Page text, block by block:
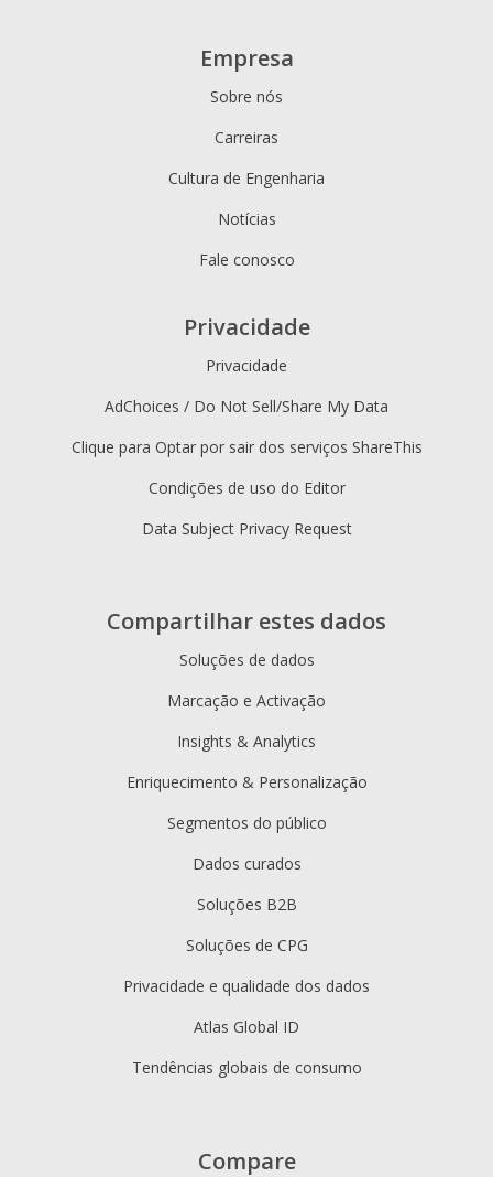
Compartilhar estes dados
Soluções de dados
Marcação e Activação
Insights & Analytics
Enriquecimento & Personalização
Segmentos do público
Dados curados
Soluções B2B
Soluções de CPG
Privacidade e qualidade dos dados
Atlas Global ID
Tendências globais de consumo
Empresa
Sobre nós
Carreiras
Cultura de Engenharia
Notícias
Fale conosco
Privacidade
Privacidade
AdChoices / Do Not Sell/Share My Data
Clique para Optar por sair dos serviços ShareThis
Condições de uso do Editor
Data Subject Privacy Request
Compare